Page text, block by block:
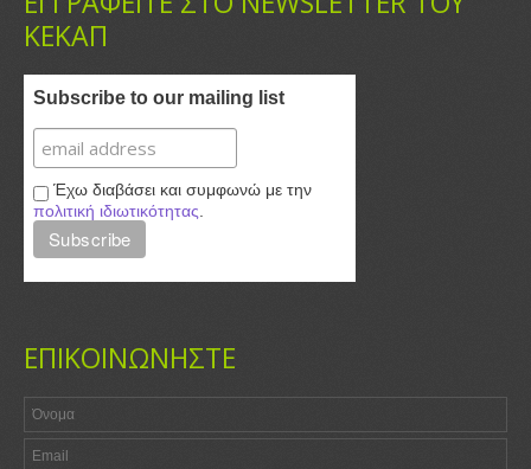
ΚΕΚΑΠ
Subscribe to our mailing list
Έχω διαβάσει και συμφωνώ με την
πολιτική ιδιωτικότητας
ΕΠΙΚΟΙΝΩΝΗΣΤΕ